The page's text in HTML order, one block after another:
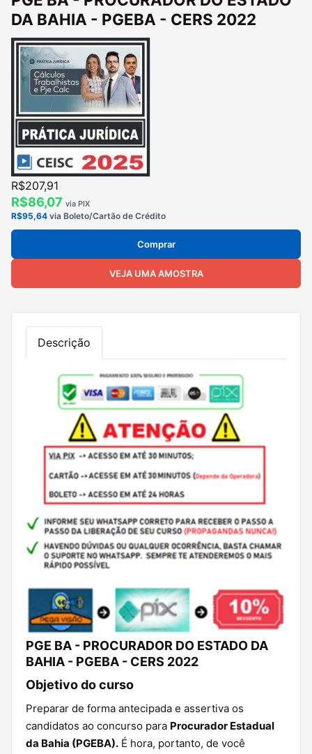
DA BAHIA - PGEBA - CERS 2022
R$207,91
R$86,07 via PIX
R$95,64 via Boleto/Cartão de Crédito
Comprar
VEJA UMA AMOSTRA
Descrição
PGE BA - PROCURADOR DO ESTADO DA
BAHIA - PGEBA - CERS 2022
Objetivo do curso
Preparar de forma antecipada e assertiva os
candidatos ao concurso para Procurador Estadual
da Bahia (PGEBA). É hora, portanto, de você